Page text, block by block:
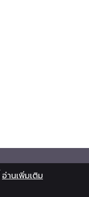
อ่านเพิ่มเติม